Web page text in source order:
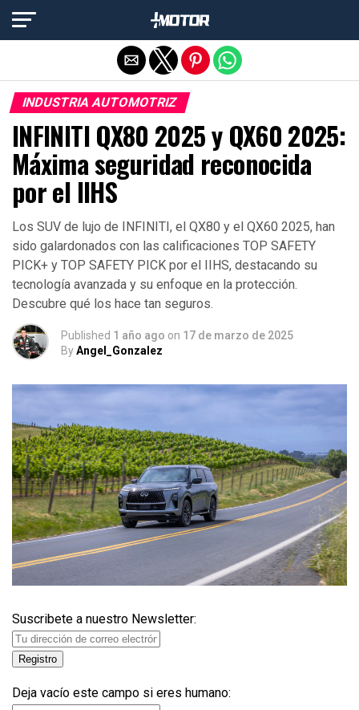
INDUSTRIA AUTOMOTRIZ
INFINITI QX80 2025 y QX60 2025:
Máxima seguridad reconocida
por el IIHS
Los SUV de lujo de INFINITI, el QX80 y el QX60 2025, han
sido galardonados con las calificaciones TOP SAFETY
PICK+ y TOP SAFETY PICK por el IIHS, destacando su
tecnología avanzada y su enfoque en la protección.
Descubre qué los hace tan seguros.
Published 1 año ago on 17 de marzo de 2025
ByAngel_Gonzalez
Suscribete a nuestro Newsletter:
Deja vacío este campo si eres humano:
Salir de la versión móvil